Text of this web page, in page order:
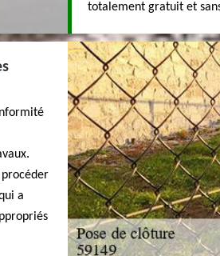
totalement gratuit et
procéder
a